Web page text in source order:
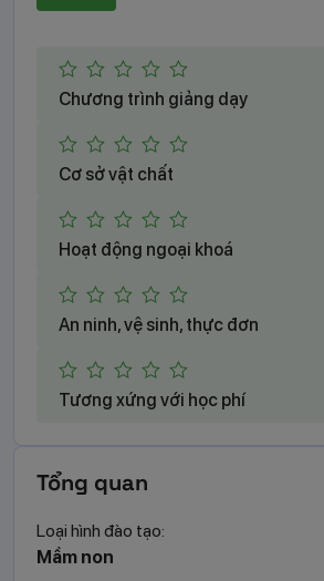
(0 đánh giá)
Chương trình giảng dạy
(0 đánh giá)
Cơ sở vật chất
(0 đánh giá)
Hoạt động ngoại khoá
(0 đánh giá)
An ninh, vệ sinh, thực đơn
(0 đánh giá)
Tương xứng với học phí
Tổng quan
Loại hình đào tạo:
Mầm non